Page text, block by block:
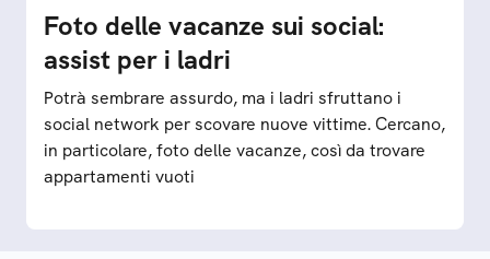
Foto delle vacanze sui social:
assist per i ladri
Potrà sembrare assurdo, ma i ladri sfruttano i
social network per scovare nuove vittime. Cercano,
in particolare, foto delle vacanze, così da trovare
appartamenti vuoti